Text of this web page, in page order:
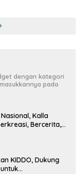
dengan kategori
pada
Kalla
Bercerita,
KIDDO, Dukung